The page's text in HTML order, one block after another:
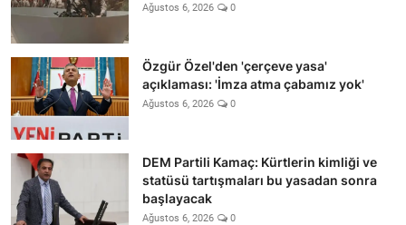
Ağustos 6, 2026 0
Özgür Özel'den 'çerçeve yasa'
açıklaması: 'İmza atma çabamız yok'
Ağustos 6, 2026 0
DEM Partili Kamaç: Kürtlerin kimliği ve
statüsü tartışmaları bu yasadan sonra
başlayacak
Ağustos 6, 2026 0